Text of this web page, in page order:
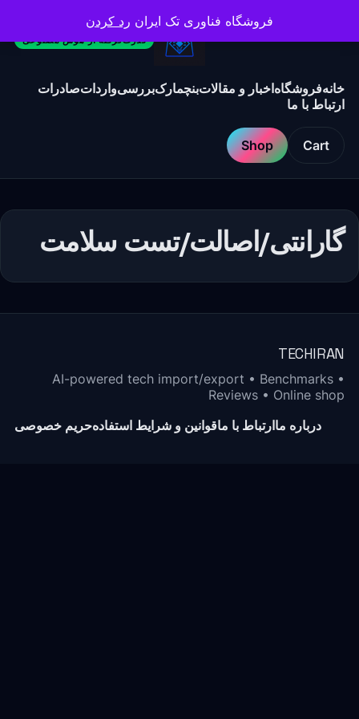
فروشگاه فناوری تک ایران رد کردن
قدرت‌گرفته از هوش مصنوعی
خانهفروشگاهاخبار و مقالاتبنچمارکبررسیوارداتصادرات
ارتباط با ما
Cart
Shop
گارانتی/اصالت/تست سلامت
TECHIRAN
AI-powered tech import/export • Benchmarks •
Reviews • Online shop
درباره ماارتباط با ماقوانین و شرایط استفادهحریم خصوصی